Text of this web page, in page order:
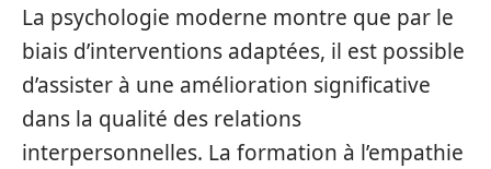
La psychologie moderne montre que par le
biais d’interventions adaptées, il est possible
d’assister à une amélioration significative
dans la qualité des relations
interpersonnelles. La formation à l’empathie